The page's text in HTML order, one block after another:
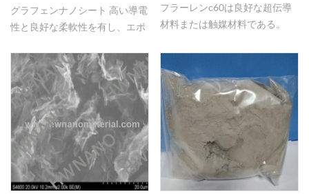
されます。
グラフェンナノシート 高い導電
性と良好な柔軟性を有し、エポ
フラーレンc60は良好な超伝導
材料または触媒材料である。